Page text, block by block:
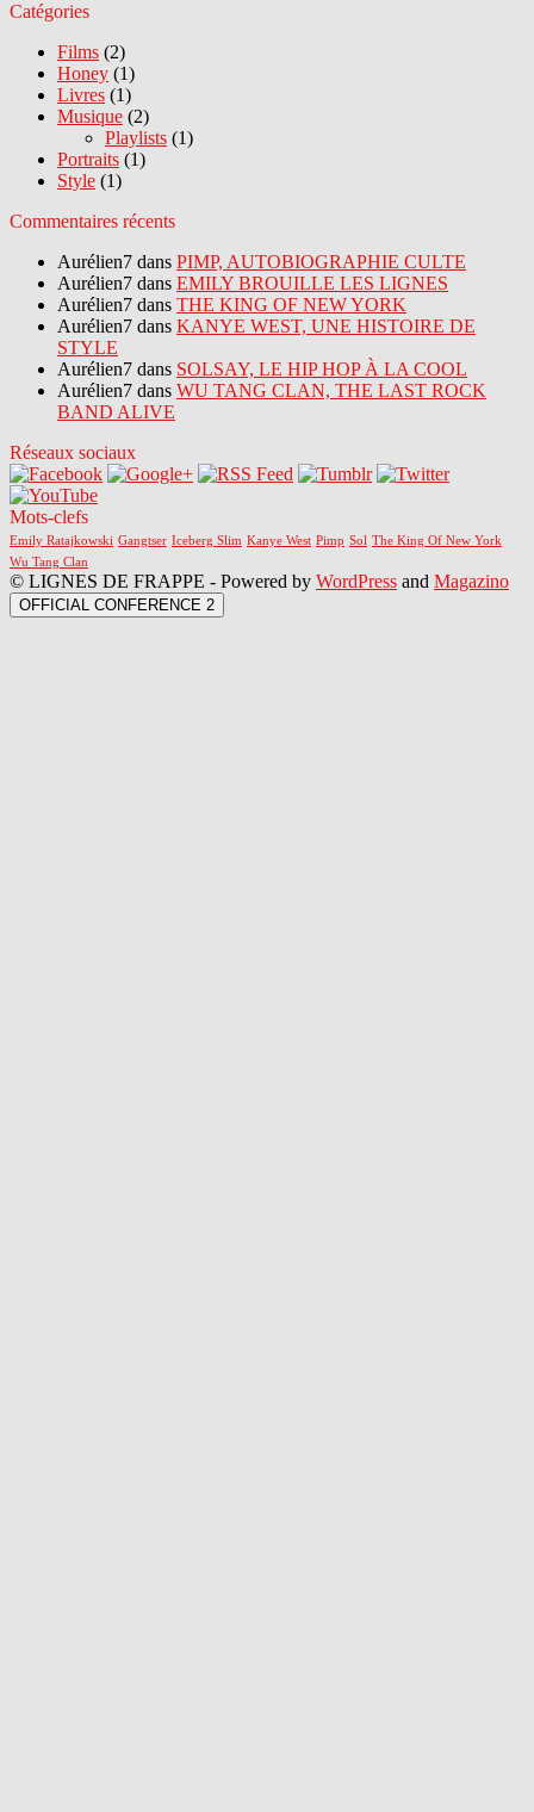
Catégories
Films (2)
Honey (1)
Livres (1)
Musique (2)
Playlists (1)
Portraits (1)
Style (1)
Commentaires récents
Aurélien7 dans PIMP, AUTOBIOGRAPHIE CULTE
Aurélien7 dans EMILY BROUILLE LES LIGNES
Aurélien7 dans THE KING OF NEW YORK
Aurélien7 dans KANYE WEST, UNE HISTOIRE DE
STYLE
Aurélien7 dans SOLSAY, LE HIP HOP À LA COOL
Aurélien7 dans WU TANG CLAN, THE LAST ROCK
BAND ALIVE
Réseaux sociaux
Mots-clefs
Emily Ratajkowski Gangtser Iceberg Slim Kanye West Pimp Sol The King Of New York
Wu Tang Clan
© LIGNES DE FRAPPE - Powered by WordPress and Magazino
OFFICIAL CONFERENCE 2